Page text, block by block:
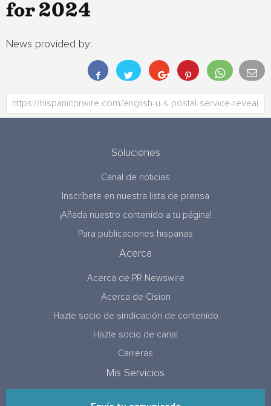
for 2024
News provided by:
Soluciones
Canal de noticias
Inscríbete en nuestra lista de prensa
¡Añada nuestro contenido a tu página!
Para publicaciones hispanas
Acerca
Acerca de PR Newswire
Acerca de Cision
Hazte socio de sindicación de contenido
Hazte socio de canal
Carreras
Mis Servicios